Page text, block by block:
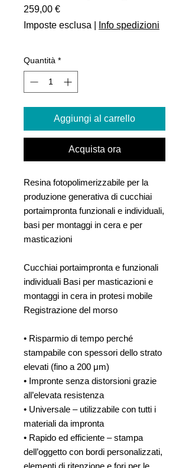
259,00 €Prezzo
Imposte esclusa
Info spedizioni
Quantità *
Aggiungi al carrello
Acquista ora
Resina fotopolimerizzabile per la
produzione generativa di cucchiai
portaimpronta funzionali e individuali,
basi per montaggi in cera e per
masticazioni
Cucchiai portaimpronta e funzionali
individuali Basi per masticazioni e
montaggi in cera in protesi mobile
Registrazione del morso
• Risparmio di tempo perché
stampabile con spessori dello strato
elevati (fino a 200 μm)
• Impronte senza distorsioni grazie
all’elevata resistenza
• Universale – utilizzabile con tutti i
materiali da impronta
• Rapido ed efficiente – stampa
dell’oggetto con bordi personalizzati,